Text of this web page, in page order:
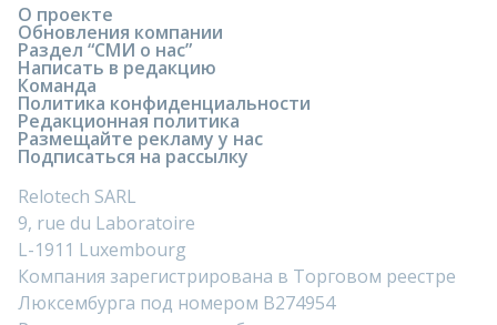
О проекте
Обновления компании
Раздел “СМИ о нас”
Написать в редакцию
Команда
Политика конфиденциальности
Редакционная политика
Размещайте рекламу у нас
Подписаться на рассылку
Relotech SARL
9, rue du Laboratoire
L-1911 Luxembourg
Компания зарегистрирована в Торговом реестре
Люксембурга под номером B274954